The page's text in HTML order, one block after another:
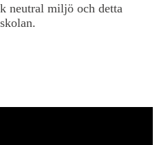
neutral miljö och detta